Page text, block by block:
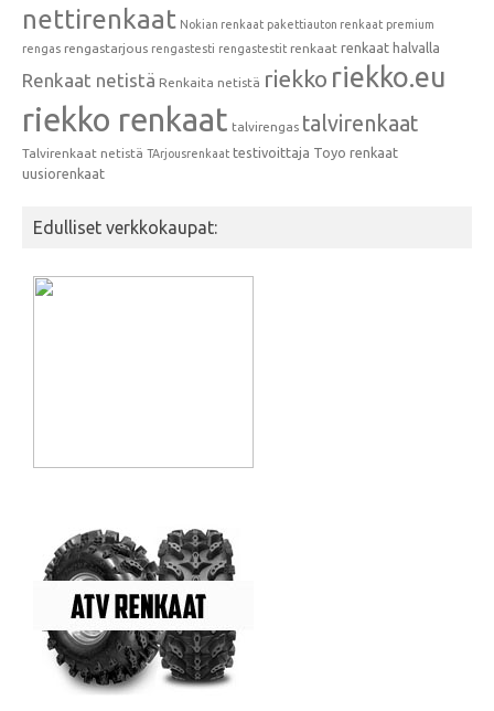
nettirenkaat Nokian renkaat pakettiauton renkaat premium
rengas rengastarjous rengastesti rengastestit renkaat renkaat halvalla
Renkaat netistä Renkaita netistä riekko riekko.eu
riekko renkaat talvirengas talvirenkaat
Talvirenkaat netistä TArjousrenkaat testivoittaja Toyo renkaat
uusiorenkaat
Edulliset verkkokaupat: